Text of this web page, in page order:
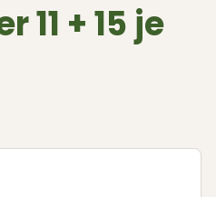
11 + 15 je